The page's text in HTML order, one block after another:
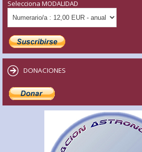
Selecciona MODALIDAD
DONACIONES